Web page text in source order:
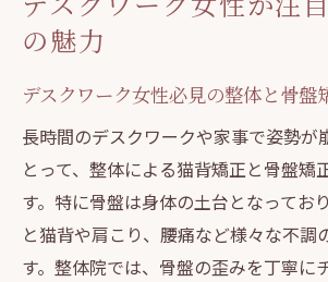
の魅力
デスクワーク女性必見の整体と骨盤
長時間のデスクワークや家事で姿勢が
とって、整体による猫背矯正と骨盤矯
す。特に骨盤は身体の土台となってお
と猫背や肩こり、腰痛など様々な不調
す。整体院では、骨盤の歪みを丁寧に